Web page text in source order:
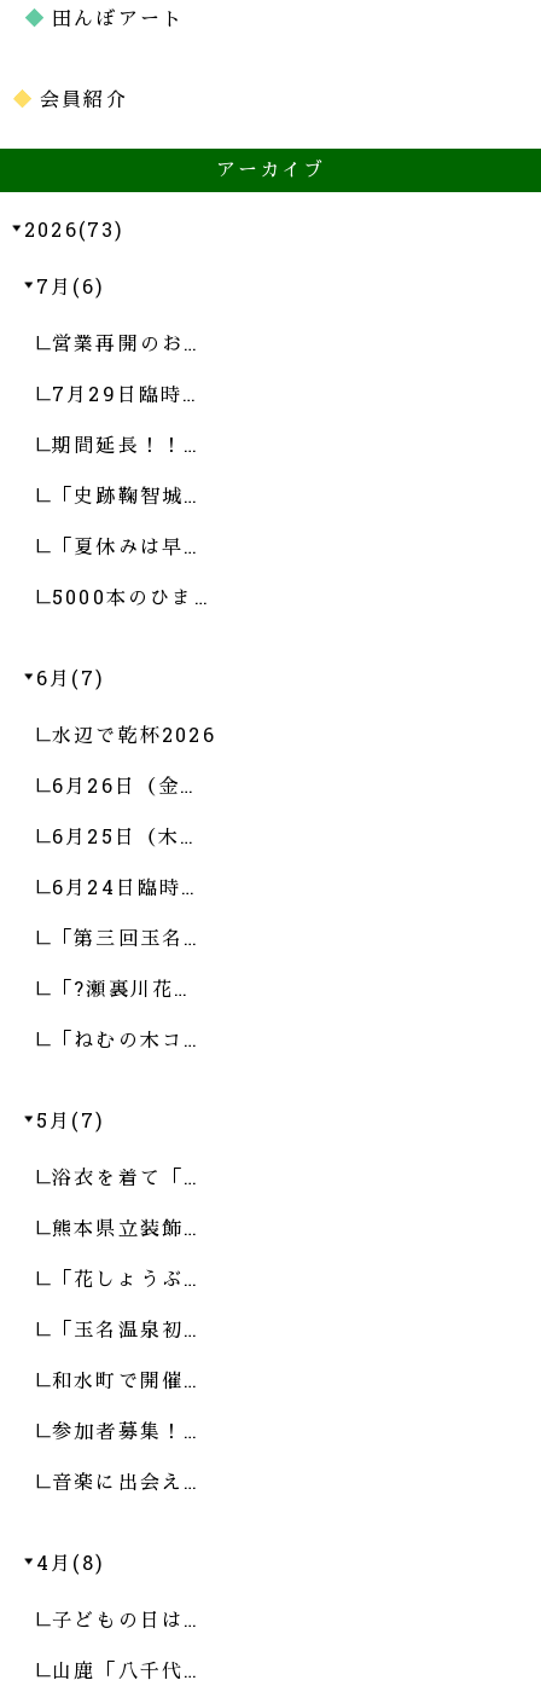
田んぼアート
会員紹介
アーカイブ
2026(73)
7月(6)
営業再開のお…
7月29日臨時…
期間延長！！…
「史跡鞠智城…
「夏休みは早…
5000本のひま…
6月(7)
水辺で乾杯2026
6月26日（金…
6月25日（木…
6月24日臨時…
「第三回玉名…
「?瀬裏川花…
「ねむの木コ…
5月(7)
浴衣を着て「…
熊本県立装飾…
「花しょうぶ…
「玉名温泉初…
和水町で開催…
参加者募集！…
音楽に出会え…
4月(8)
子どもの日は…
山鹿「八千代…